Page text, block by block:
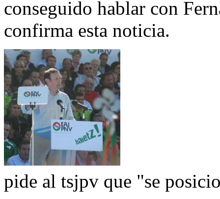
conseguido hablar con
confirma esta noticia.
pide al tsjpv que "se